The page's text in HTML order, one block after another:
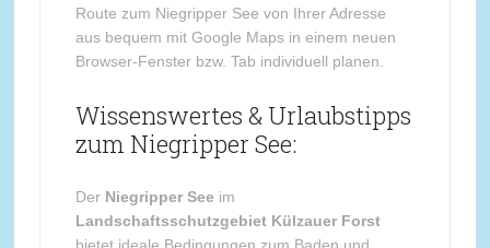
Route zum Niegripper See von Ihrer Adresse
aus bequem mit Google Maps in einem neuen
Browser-Fenster bzw. Tab individuell planen.
Wissenswertes & Urlaubstipps
zum Niegripper See:
Der Niegripper See im
Landschaftsschutzgebiet Külzauer Forst